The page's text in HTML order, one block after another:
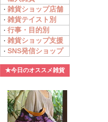
・ 雑貨ショップ店舗
・ 雑貨テイスト別
・ 行事・目的別
・ 雑貨ショップ支援
・ SNS発信ショップ
★今日のオススメ雑貨